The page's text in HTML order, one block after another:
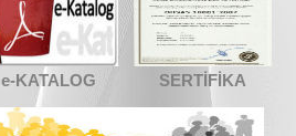
e-KATALOG SERTİFİKA